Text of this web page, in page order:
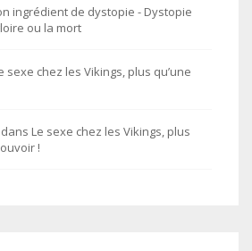
ingrédient de dystopie - Dystopie
ou la mort
sexe chez les Vikings, plus qu’une
dans Le sexe chez les Vikings, plus
!